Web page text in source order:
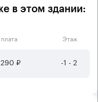
в этом здании:
Этаж
₽ -1 - 2